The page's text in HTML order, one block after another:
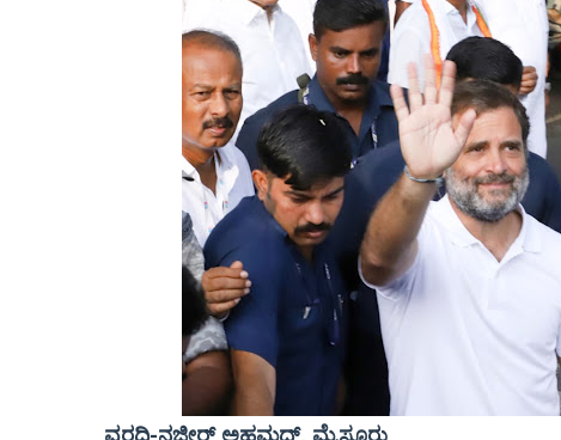
ವರದಿ-ನಜೀರ್ ಅಹಮದ್, ಮೈಸೂರು